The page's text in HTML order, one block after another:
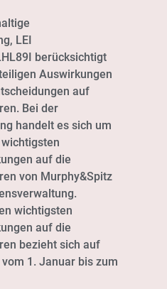
LEI
berücksichtigt
Auswirkungen
auf
Bei der
handelt es sich um
auf die
von Murphy&Spitz
wichtigsten
auf die
bezieht sich auf
1. Januar bis zum